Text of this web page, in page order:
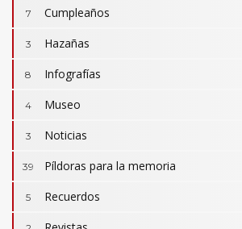
7 Cumpleaños
3 Hazañas
8 Infografías
4 Museo
Camisetas
2 Revistas
3 Noticias
32 Actualidad
7 Cumpleaños
39 Píldoras para la memoria
5 Recuerdos